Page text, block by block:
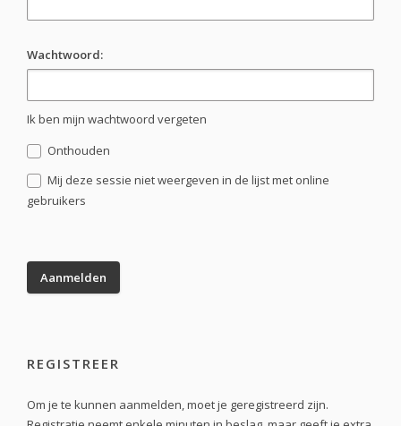
Wachtwoord:
Ik ben mijn wachtwoord vergeten
Onthouden
Mij deze sessie niet weergeven in de lijst met online
gebruikers
REGISTREER
Om je te kunnen aanmelden, moet je geregistreerd zijn.